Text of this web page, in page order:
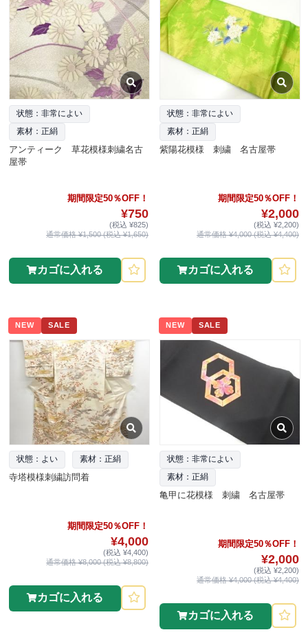
状態：非常によい
素材：正絹
アンティーク 草花模様刺繍名古
屋帯
期間限定50％OFF！
¥750
(税込 ¥825)
通常価格 ¥1,500 (税込 ¥1,650)
カゴに入れる
状態：非常によい
素材：正絹
紫陽花模様 刺繍 名古屋帯
期間限定50％OFF！
¥2,000
(税込 ¥2,200)
通常価格 ¥4,000 (税込 ¥4,400)
カゴに入れる
NEW SALE
状態：よい 素材：正絹
寺塔模様刺繍訪問着
期間限定50％OFF！
¥4,000
(税込 ¥4,400)
通常価格 ¥8,000 (税込 ¥8,800)
カゴに入れる
NEW SALE
状態：非常によい
素材：正絹
亀甲に花模様 刺繍 名古屋帯
期間限定50％OFF！
¥2,000
(税込 ¥2,200)
通常価格 ¥4,000 (税込 ¥4,400)
カゴに入れる